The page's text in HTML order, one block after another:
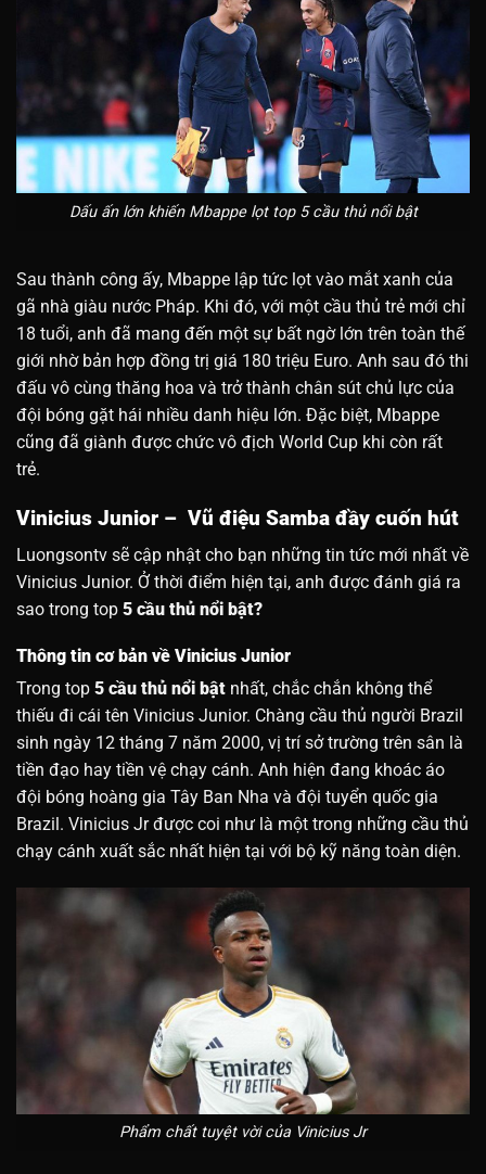
Dấu ấn lớn khiến Mbappe lọt top 5 cầu thủ nổi bật
Sau thành công ấy, Mbappe lập tức lọt vào mắt xanh của
gã nhà giàu nước Pháp. Khi đó, với một cầu thủ trẻ mới chỉ
18 tuổi, anh đã mang đến một sự bất ngờ lớn trên toàn thế
giới nhờ bản hợp đồng trị giá 180 triệu Euro. Anh sau đó thi
đấu vô cùng thăng hoa và trở thành chân sút chủ lực của
đội bóng gặt hái nhiều danh hiệu lớn. Đặc biệt, Mbappe
cũng đã giành được chức vô địch World Cup khi còn rất
trẻ.
Vinicius Junior – Vũ điệu Samba đầy cuốn hút
Luongsontv sẽ cập nhật cho bạn những tin tức mới nhất về
Vinicius Junior. Ở thời điểm hiện tại, anh được đánh giá ra
sao trong top 5 cầu thủ nổi bật?
Thông tin cơ bản về Vinicius Junior
Trong top 5 cầu thủ nổi bật nhất, chắc chắn không thể
thiếu đi cái tên Vinicius Junior. Chàng cầu thủ người Brazil
sinh ngày 12 tháng 7 năm 2000, vị trí sở trường trên sân là
tiền đạo hay tiền vệ chạy cánh. Anh hiện đang khoác áo
đội bóng hoàng gia Tây Ban Nha và đội tuyển quốc gia
Brazil. Vinicius Jr được coi như là một trong những cầu thủ
chạy cánh xuất sắc nhất hiện tại với bộ kỹ năng toàn diện.
Phẩm chất tuyệt vời của Vinicius Jr